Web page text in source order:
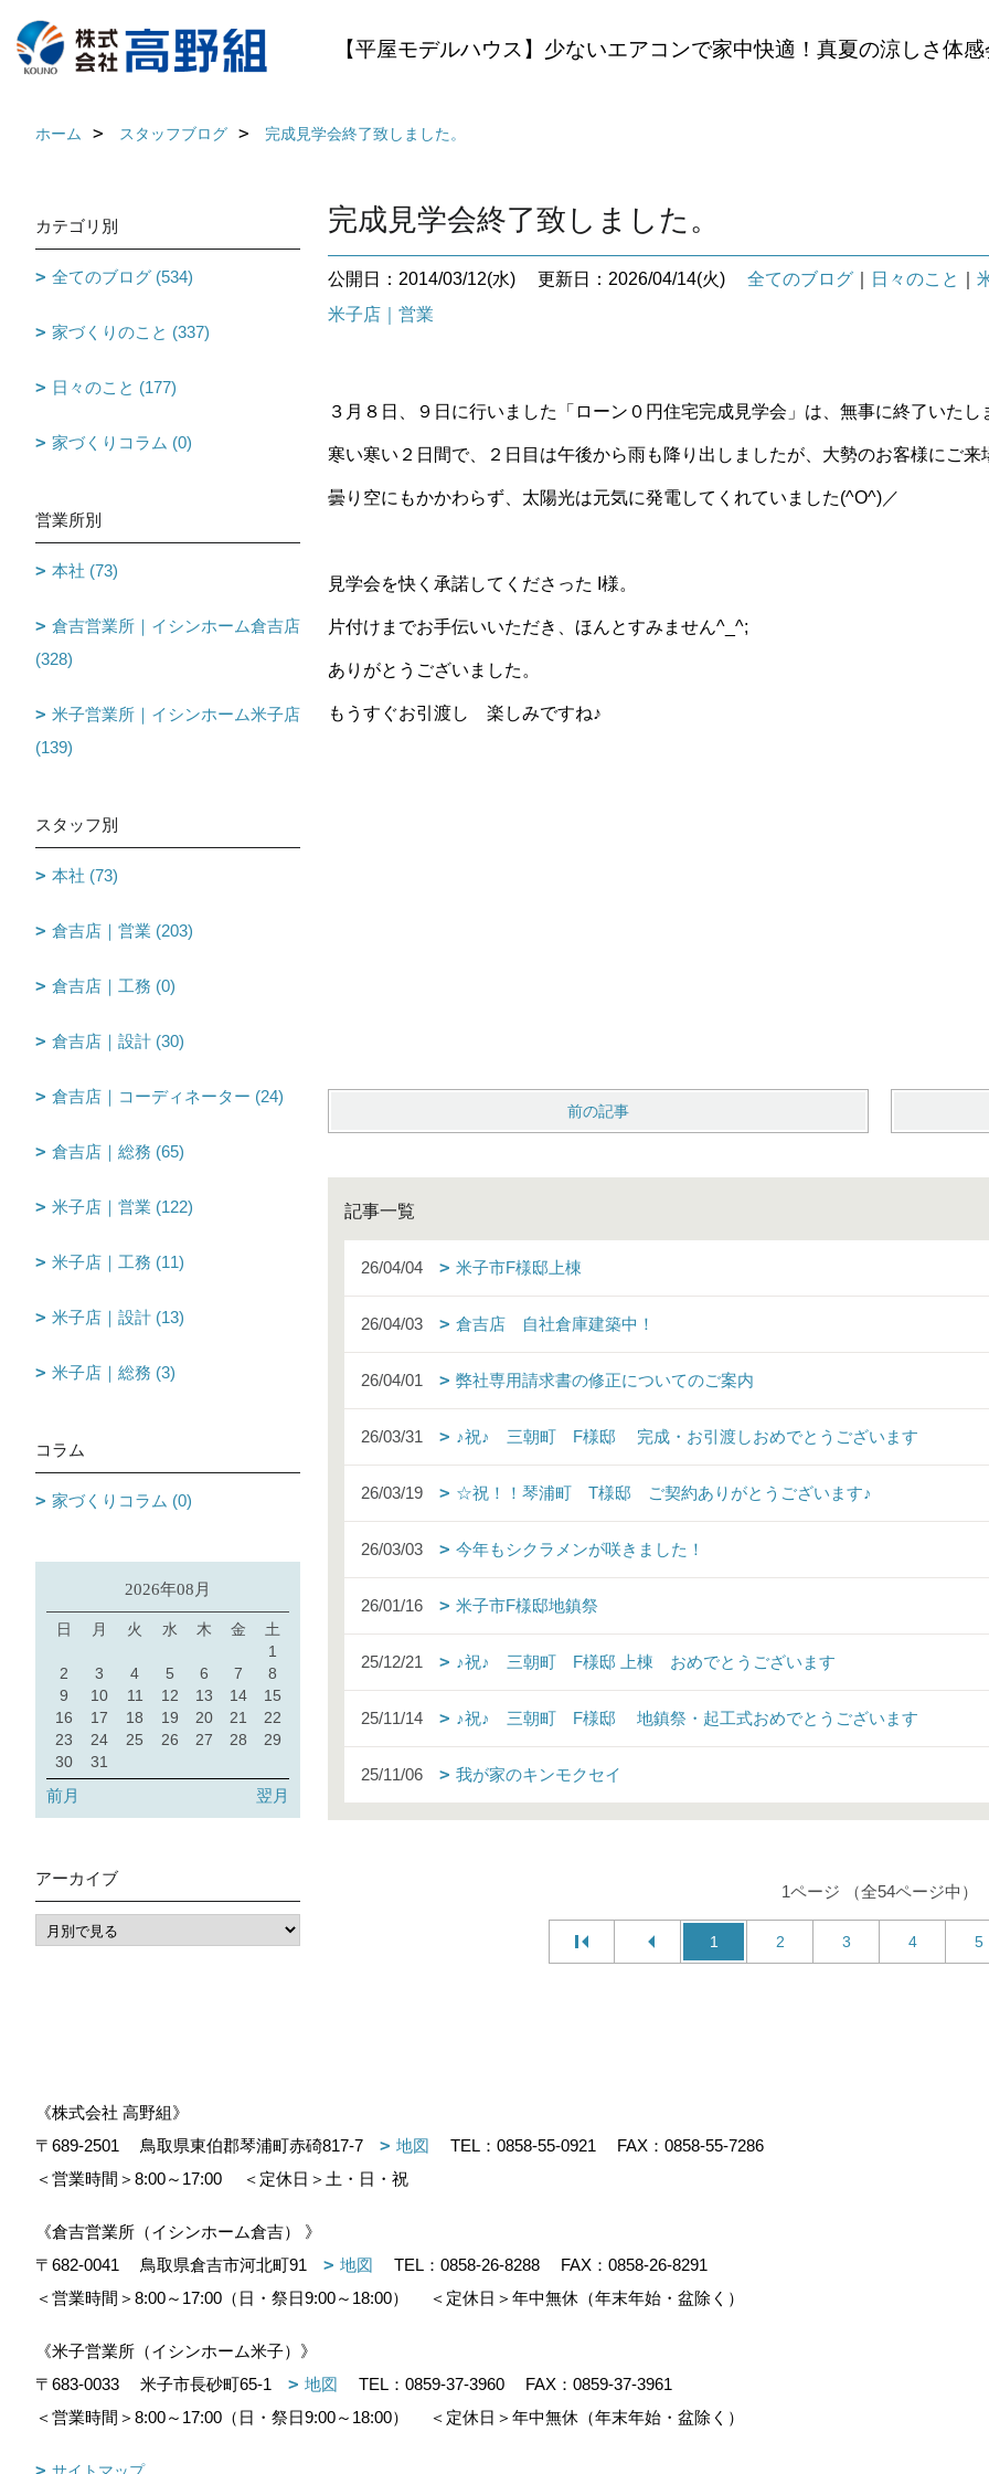
【平屋モデルハウス】少ないエアコンで家中快適！真夏の涼しさ体感
ホーム スタッフブログ 完成見学会終了致しました。
完成見学会終了致しました。
公開日：2014/03/12(水) 更新日：2026/04/14(火) 全てのブログ 日々のこと
米子店｜営業
３月８日、９日に行いました「ローン０円住宅完成見学会」は、無事に終了いたし
寒い寒い２日間で、２日目は午後から雨も降り出しましたが、大勢のお客様にご来
曇り空にもかかわらず、太陽光は元気に発電してくれていました(^O^)／
見学会を快く承諾してくださった I様。
片付けまでお手伝いいただき、ほんとすみません^_^;
ありがとうございました。
もうすぐお引渡し 楽しみですね♪
前の記事
記事一覧
26/04/04 米子市F様邸上棟
26/04/03 倉吉店 自社倉庫建築中！
26/04/01 弊社専用請求書の修正についてのご案内
26/03/31 ♪祝♪ 三朝町 F様邸 完成・お引渡しおめでとうございます
26/03/19 ☆祝！！琴浦町 T様邸 ご契約ありがとうございます♪
26/03/03 今年もシクラメンが咲きました！
26/01/16 米子市F様邸地鎮祭
25/12/21 ♪祝♪ 三朝町 F様邸 上棟 おめでとうございます
25/11/14 ♪祝♪ 三朝町 F様邸 地鎮祭・起工式おめでとうございます
25/11/06 我が家のキンモクセイ
1ページ （全54ページ中）
1 2 3 4 5
カテゴリ別
全てのブログ (534)
家づくりのこと (337)
日々のこと (177)
家づくりコラム (0)
営業所別
本社 (73)
倉吉営業所｜イシンホーム倉吉店
(328)
米子営業所｜イシンホーム米子店
(139)
スタッフ別
本社 (73)
倉吉店｜営業 (203)
倉吉店｜工務 (0)
倉吉店｜設計 (30)
倉吉店｜コーディネーター (24)
倉吉店｜総務 (65)
米子店｜営業 (122)
米子店｜工務 (11)
米子店｜設計 (13)
米子店｜総務 (3)
コラム
家づくりコラム (0)
2026年08月
日 月 火 水 木 金
土
1
2
3 4 5 6 7
8
9
10 11 12 13 14
15
16
17 18 19 20 21
22
23
24 25 26 27 28
29
30
31
前月 翌月
アーカイブ
《株式会社 高野組》
〒689-2501
鳥取県東伯郡琴浦町赤碕817-7 地図 TEL： 0858-55-0921
FAX：0858-55-7286
＜営業時間＞8:00～17:00
＜定休日＞土・日・祝
《倉吉営業所（イシンホーム倉吉） 》
〒682-0041
鳥取県倉吉市河北町91 地図 TEL： 0858-26-8288
FAX：0858-26-8291
＜営業時間＞8:00～17:00（日・祭日9:00～18:00）
＜定休日＞年中無休（年末年始・盆除く）
《米子営業所（イシンホーム米子）》
〒683-0033
米子市長砂町65-1 地図 TEL： 0859-37-3960
FAX：0859-37-3961
＜営業時間＞8:00～17:00（日・祭日9:00～18:00）
＜定休日＞年中無休（年末年始・盆除く）